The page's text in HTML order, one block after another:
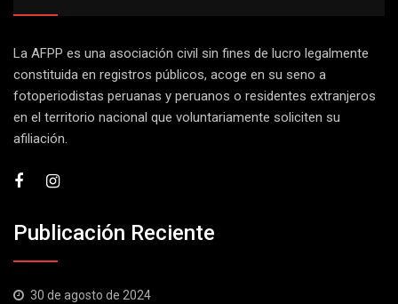
La AFPP es una asociación civil sin fines de lucro legalmente
constituida en registros públicos, acoge en su seno a
fotoperiodistas peruanas y peruanos o residentes extranjeros
en el territorio nacional que voluntariamente soliciten su
afiliación.
Publicación Reciente
30 de agosto de 2024